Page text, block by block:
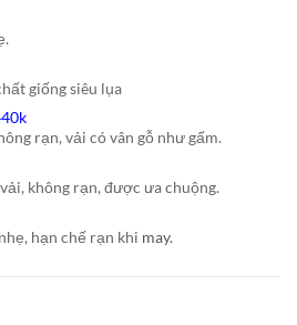
giống siêu lụa
rạn, vải có vân gỗ như gấm.
không rạn, được ưa chuộng.
hạn chế rạn khi may.